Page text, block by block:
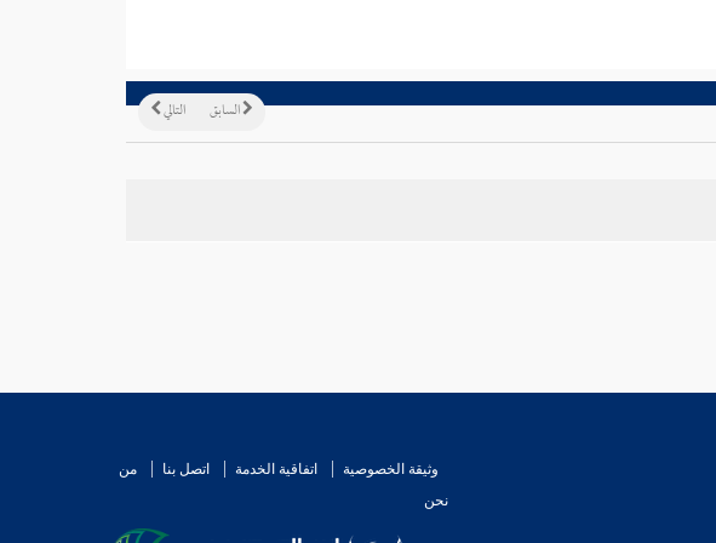
التالي السابق
وثيقة الخصوصية اتفاقية الخدمة اتصل بنا
من
نحن